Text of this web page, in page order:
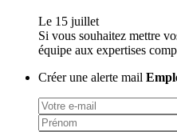
Le 15 juillet
Si vous souhaitez mettre
équipe aux expertises
Créer une alerte mail